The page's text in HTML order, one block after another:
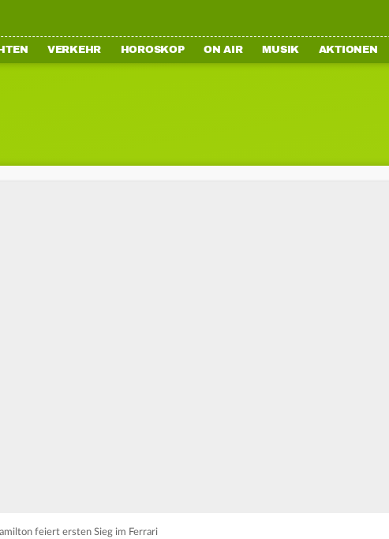
VERKEHR HOROSKOP ON AIR MUSIK AKTIONEN
feiert ersten Sieg im Ferrari